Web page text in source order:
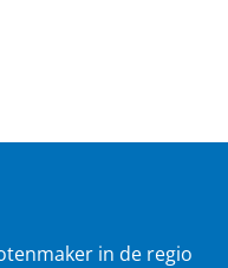
in de regio